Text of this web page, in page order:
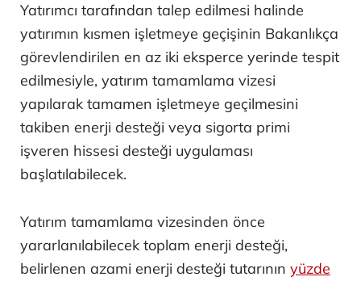
Yatırımcı tarafından talep edilmesi halinde
yatırımın kısmen işletmeye geçişinin Bakanlıkça
görevlendirilen en az iki eksperce yerinde tespit
edilmesiyle, yatırım tamamlama vizesi
yapılarak tamamen işletmeye geçilmesini
takiben enerji desteği veya sigorta primi
işveren hissesi desteği uygulaması
başlatılabilecek.
Yatırım tamamlama vizesinden önce
yararlanılabilecek toplam enerji desteği,
belirlenen azami enerji desteği tutarının yüzde